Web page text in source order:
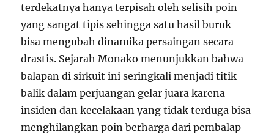
terdekatnya hanya terpisah oleh selisih poin
yang sangat tipis sehingga satu hasil buruk
bisa mengubah dinamika persaingan secara
drastis. Sejarah Monako menunjukkan bahwa
balapan di sirkuit ini seringkali menjadi titik
balik dalam perjuangan gelar juara karena
insiden dan kecelakaan yang tidak terduga bisa
menghilangkan poin berharga dari pembalap